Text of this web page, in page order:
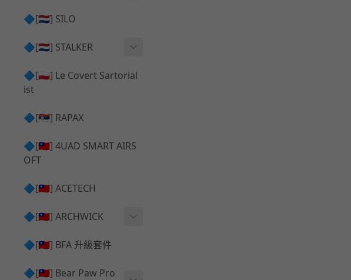
✅ 通用 ⧸ 精品
MDR-X 🔄 原廠 ⧸ 零件
TAC-41 🔄 原廠 ⧸ 零件
Lambda 03 AEG 精密內管
Lambda 05 AEG 精密內管
01 精密內管
05 精密內管
08 精密內管
🔷[🇳🇱] SILO
🔷[🇳🇱] STALKER
Action Army AAP01 升級
套件
HOP膠皮 ⧸ 下壓塊
件
[夢神⧸Morpheus] 不鏽鋼
內管
套件
🔷[🇵🇱] Le Covert Sartorial
ist
🔷[🇷🇸] RAPAX
🔷[🇹🇼] 4UAD SMART AIRS
OFT
🔷[🇹🇼] ACETECH
🔷[🇹🇼] ARCHWICK
衝鋒套件 Convertion Kit
MWS 升級組件
🔷[🇹🇼] BFA 升級套件
🔷[🇹🇼] Bear Paw Pro